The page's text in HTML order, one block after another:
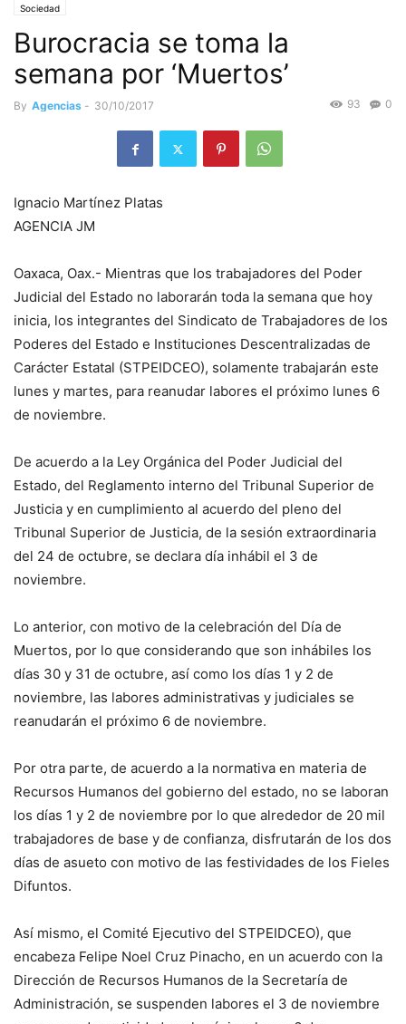
Sociedad
Burocracia se toma la
semana por ‘Muertos’
By Agencias - 30/10/2017 0
93
Ignacio Martínez Platas
AGENCIA JM
Oaxaca, Oax.- Mientras que los trabajadores del Poder
Judicial del Estado no laborarán toda la semana que hoy
inicia, los integrantes del Sindicato de Trabajadores de los
Poderes del Estado e Instituciones Descentralizadas de
Carácter Estatal (STPEIDCEO), solamente trabajarán este
lunes y martes, para reanudar labores el próximo lunes 6
de noviembre.
De acuerdo a la Ley Orgánica del Poder Judicial del
Estado, del Reglamento interno del Tribunal Superior de
Justicia y en cumplimiento al acuerdo del pleno del
Tribunal Superior de Justicia, de la sesión extraordinaria
del 24 de octubre, se declara día inhábil el 3 de
noviembre.
Lo anterior, con motivo de la celebración del Día de
Muertos, por lo que considerando que son inhábiles los
días 30 y 31 de octubre, así como los días 1 y 2 de
noviembre, las labores administrativas y judiciales se
reanudarán el próximo 6 de noviembre.
Por otra parte, de acuerdo a la normativa en materia de
Recursos Humanos del gobierno del estado, no se laboran
los días 1 y 2 de noviembre por lo que alrededor de 20 mil
trabajadores de base y de confianza, disfrutarán de los dos
días de asueto con motivo de las festividades de los Fieles
Difuntos.
Así mismo, el Comité Ejecutivo del STPEIDCEO), que
encabeza Felipe Noel Cruz Pinacho, en un acuerdo con la
Dirección de Recursos Humanos de la Secretaría de
Administración, se suspenden labores el 3 de noviembre